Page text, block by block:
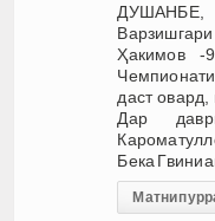
ДУШАНБЕ,
Ҳакимов -
даст
Дар
Бека
Матни